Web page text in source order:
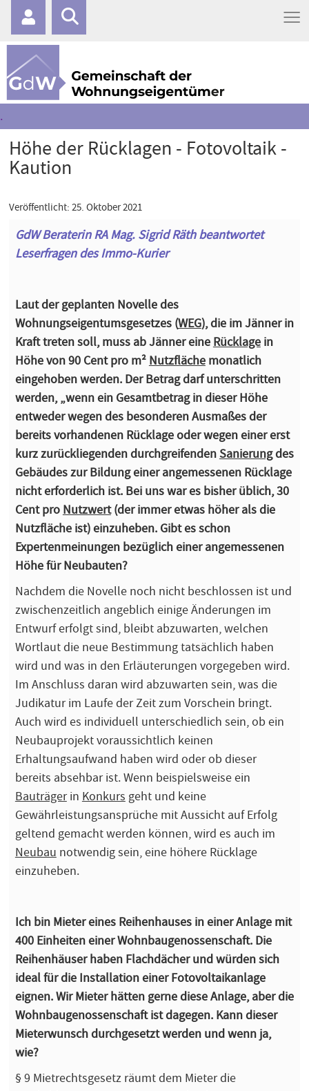
≡
.
Höhe der Rücklagen - Fotovoltaik -
Kaution
Veröffentlicht: 25. Oktober 2021
GdW Beraterin RA Mag. Sigrid Räth beantwortet
Leserfragen des Immo-Kurier
Laut der geplanten Novelle des
Wohnungseigentumsgesetzes (WEG), die im Jänner in
Kraft treten soll, muss ab Jänner eine Rücklagein
Höhe von 90 Cent pro m² Nutzflächemonatlich
eingehoben werden. Der Betrag darf unterschritten
werden, „wenn ein Gesamtbetrag in dieser Höhe
entweder wegen des besonderen Ausmaßes der
bereits vorhandenen Rücklage oder wegen einer erst
kurz zurückliegenden durchgreifendenSanierungdes
Gebäudes zur Bildung einer angemessenen Rücklage
nicht erforderlich ist. Bei uns war es bisher üblich, 30
Cent pro Nutzwert(der immer etwas höher als die
Nutzfläche ist) einzuheben. Gibt es schon
Expertenmeinungen bezüglich einer angemessenen
Höhe für Neubauten?
Nachdem die Novelle noch nicht beschlossen ist und
zwischenzeitlich angeblich einige Änderungen im
Entwurf erfolgt sind, bleibt abzuwarten, welchen
Wortlaut die neue Bestimmung tatsächlich haben
wird und was in den Erläuterungen vorgegeben wird.
Im Anschluss daran wird abzuwarten sein, was die
Judikatur im Laufe der Zeit zum Vorschein bringt.
Auch wird es individuell unterschiedlich sein, ob ein
Neubauprojekt voraussichtlich keinen
Erhaltungsaufwand haben wird oder ob dieser
bereits absehbar ist. Wenn beispielsweise ein
Bauträgerin Konkurs geht und keine
Gewährleistungsansprüche mit Aussicht auf Erfolg
geltend gemacht werden können, wird es auch im
Neubau notwendig sein, eine höhere Rücklage
einzuheben.
Ich bin Mieter eines Reihenhauses in einer Anlage mit
400 Einheiten einer Wohnbaugenossenschaft. Die
Reihenhäuser haben Flachdächer und würden sich
ideal für die Installation einer Fotovoltaikanlage
eignen. Wir Mieter hätten gerne diese Anlage, aber die
Wohnbaugenossenschaft ist dagegen. Kann dieser
Mieterwunsch durchgesetzt werden und wenn ja,
wie?
§ 9 Mietrechtsgesetz räumt dem Mieter die